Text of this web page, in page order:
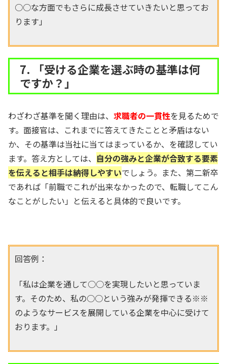
○○な方面でもさらに成長させていきたいと思ってお
ります」
7. 「受ける企業を選ぶ時の基準は何
ですか？」
わざわざ基準を聞く理由は、 求職者の一貫性を見るためで
す。面接官は、これまでに答えてきたことと矛盾はない
か、その基準は当社に当てはまっているか、を確認してい
ます。答え方としては、 自分の強みと企業が合致する要素
を伝えると相手は納得しやすいでしょう。また、第二新卒
であれば「前職でこれが出来なかったので、転職してこん
なことがしたい」と伝えると具体的で良いです。
回答例：
「私は企業を通して○○を実現したいと思っていま
す。そのため、私の○○という強みが発揮できる※※
のようなサービスを展開している企業を中心に受けて
おります。」